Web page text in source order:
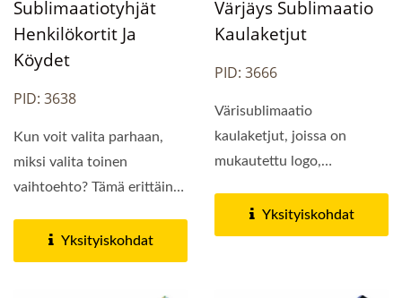
Sublimaatiotyhjät
Henkilökortit Ja
Köydet
PID: 3638
Kun voit valita parhaan,
miksi valita toinen
vaihtoehto? Tämä erittäin
Yksityiskohdat
Värjäys Sublimaatio
Kaulaketjut
PID: 3666
Värisublimaatio
kaulaketjut, joissa on
mukautettu logo,
johtava...Yksityiskohdat